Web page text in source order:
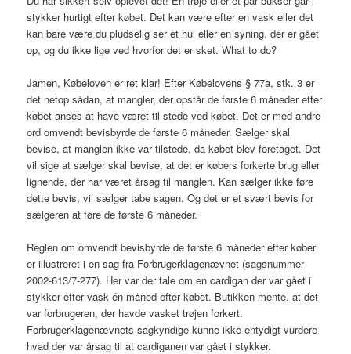
stykker hurtigt efter købet. Det kan være efter en vask eller det
kan bare være du pludselig ser et hul eller en syning, der er gået
op, og du ikke lige ved hvorfor det er sket. What to do?
Jamen, Købeloven er ret klar! Efter Købelovens § 77a, stk. 3 er
det netop sådan, at mangler, der opstår de første 6 måneder efter
købet anses at have været til stede ved købet. Det er med andre
ord omvendt bevisbyrde de første 6 måneder. Sælger skal
bevise, at manglen ikke var tilstede, da købet blev foretaget. Det
vil sige at sælger skal bevise, at det er købers forkerte brug eller
lignende, der har været årsag til manglen. Kan sælger ikke føre
dette bevis, vil sælger tabe sagen. Og det er et svært bevis for
sælgeren at føre de første 6 måneder.
Reglen om omvendt bevisbyrde de første 6 måneder efter køber
er illustreret i en sag fra Forbrugerklagenævnet (sagsnummer
2002-613/7-277). Her var der tale om en cardigan der var gået i
stykker efter vask én måned efter købet. Butikken mente, at det
var forbrugeren, der havde vasket trøjen forkert.
Forbrugerklagenævnets sagkyndige kunne ikke entydigt vurdere
hvad der var årsag til at cardiganen var gået i stykker.